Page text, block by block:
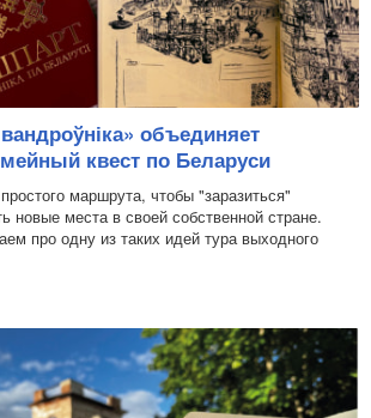
объединяет
квест по Беларуси
маршрута, чтобы "заразиться"
новые места в своей собственной стране.
про одну из таких идей тура выходного